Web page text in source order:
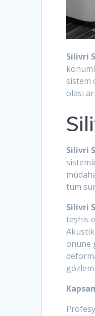
Silivri
sistem
olası
Silivri
tüm
Silivri
teşhis
önüne